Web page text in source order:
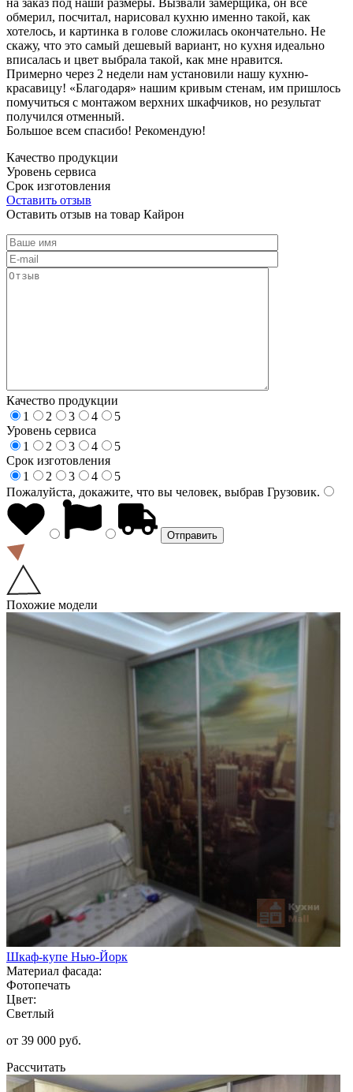
обмерил, посчитал, нарисовал кухню именно такой, как
хотелось, и картинка в голове сложилась окончательно. Не
скажу, что это самый дешевый вариант, но кухня идеально
вписалась и цвет выбрала такой, как мне нравится.
Примерно через 2 недели нам установили нашу кухню-
красавицу! «Благодаря» нашим кривым стенам, им пришлось
помучиться с монтажом верхних шкафчиков, но результат
получился отменный.
Большое всем спасибо! Рекомендую!
Качество продукции
Уровень сервиса
Срок изготовления
Оставить отзыв
Оставить отзыв на товар Кайрон
Качество продукции
1
2 3 4
5
Уровень сервиса
1
2 3 4
5
Срок изготовления
1
2 3 4
5
Пожалуйста, докажите, что вы человек, выбрав Грузовик.
Похожие модели
Шкаф-купе Нью-Йорк
Материал фасада:
Фотопечать
Цвет:
Светлый
от 39 000 руб.
Рассчитать